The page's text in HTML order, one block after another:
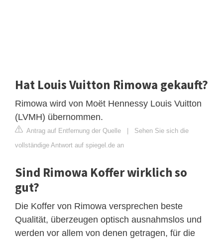
Hat Louis Vuitton Rimowa gekauft?
Rimowa wird von Moët Hennessy Louis Vuitton
(LVMH) übernommen.
Antrag auf Entfernung der Quelle
Sehen Sie sich die
vollständige Antwort auf spiegel.de an
Sind Rimowa Koffer wirklich so
gut?
Die Koffer von Rimowa versprechen beste
Qualität, überzeugen optisch ausnahmslos und
werden vor allem von denen getragen, für die